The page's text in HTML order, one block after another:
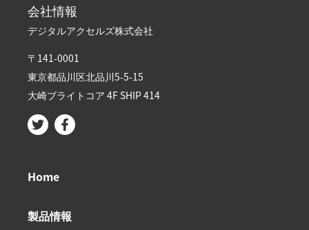
会社情報
デジタルアクセルズ株式会社
〒141-0001
東京都品川区北品川5-5-15​
大崎ブライトコア 4F SHIP 414
Home
製品情報